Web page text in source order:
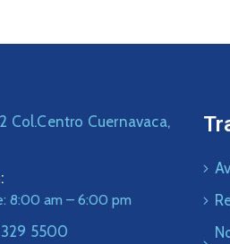
Col.Centro Cuernavaca,
8:00 am – 6:00 pm
5500